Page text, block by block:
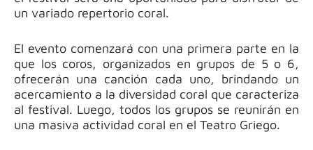
un variado repertorio coral.
El evento comenzará con una primera parte en la
que los coros, organizados en grupos de 5 o 6,
ofrecerán una canción cada uno, brindando un
acercamiento a la diversidad coral que caracteriza
al festival. Luego, todos los grupos se reunirán en
una masiva actividad coral en el Teatro Griego.